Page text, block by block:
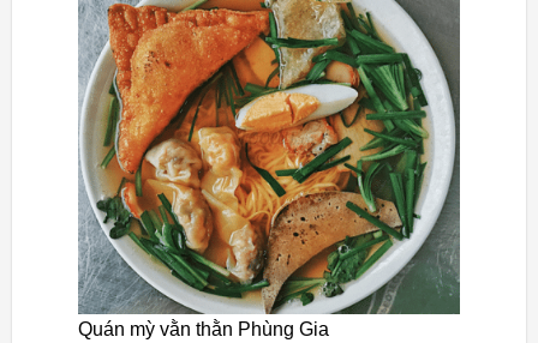
Quán mỳ vằn thằn Phùng Gia